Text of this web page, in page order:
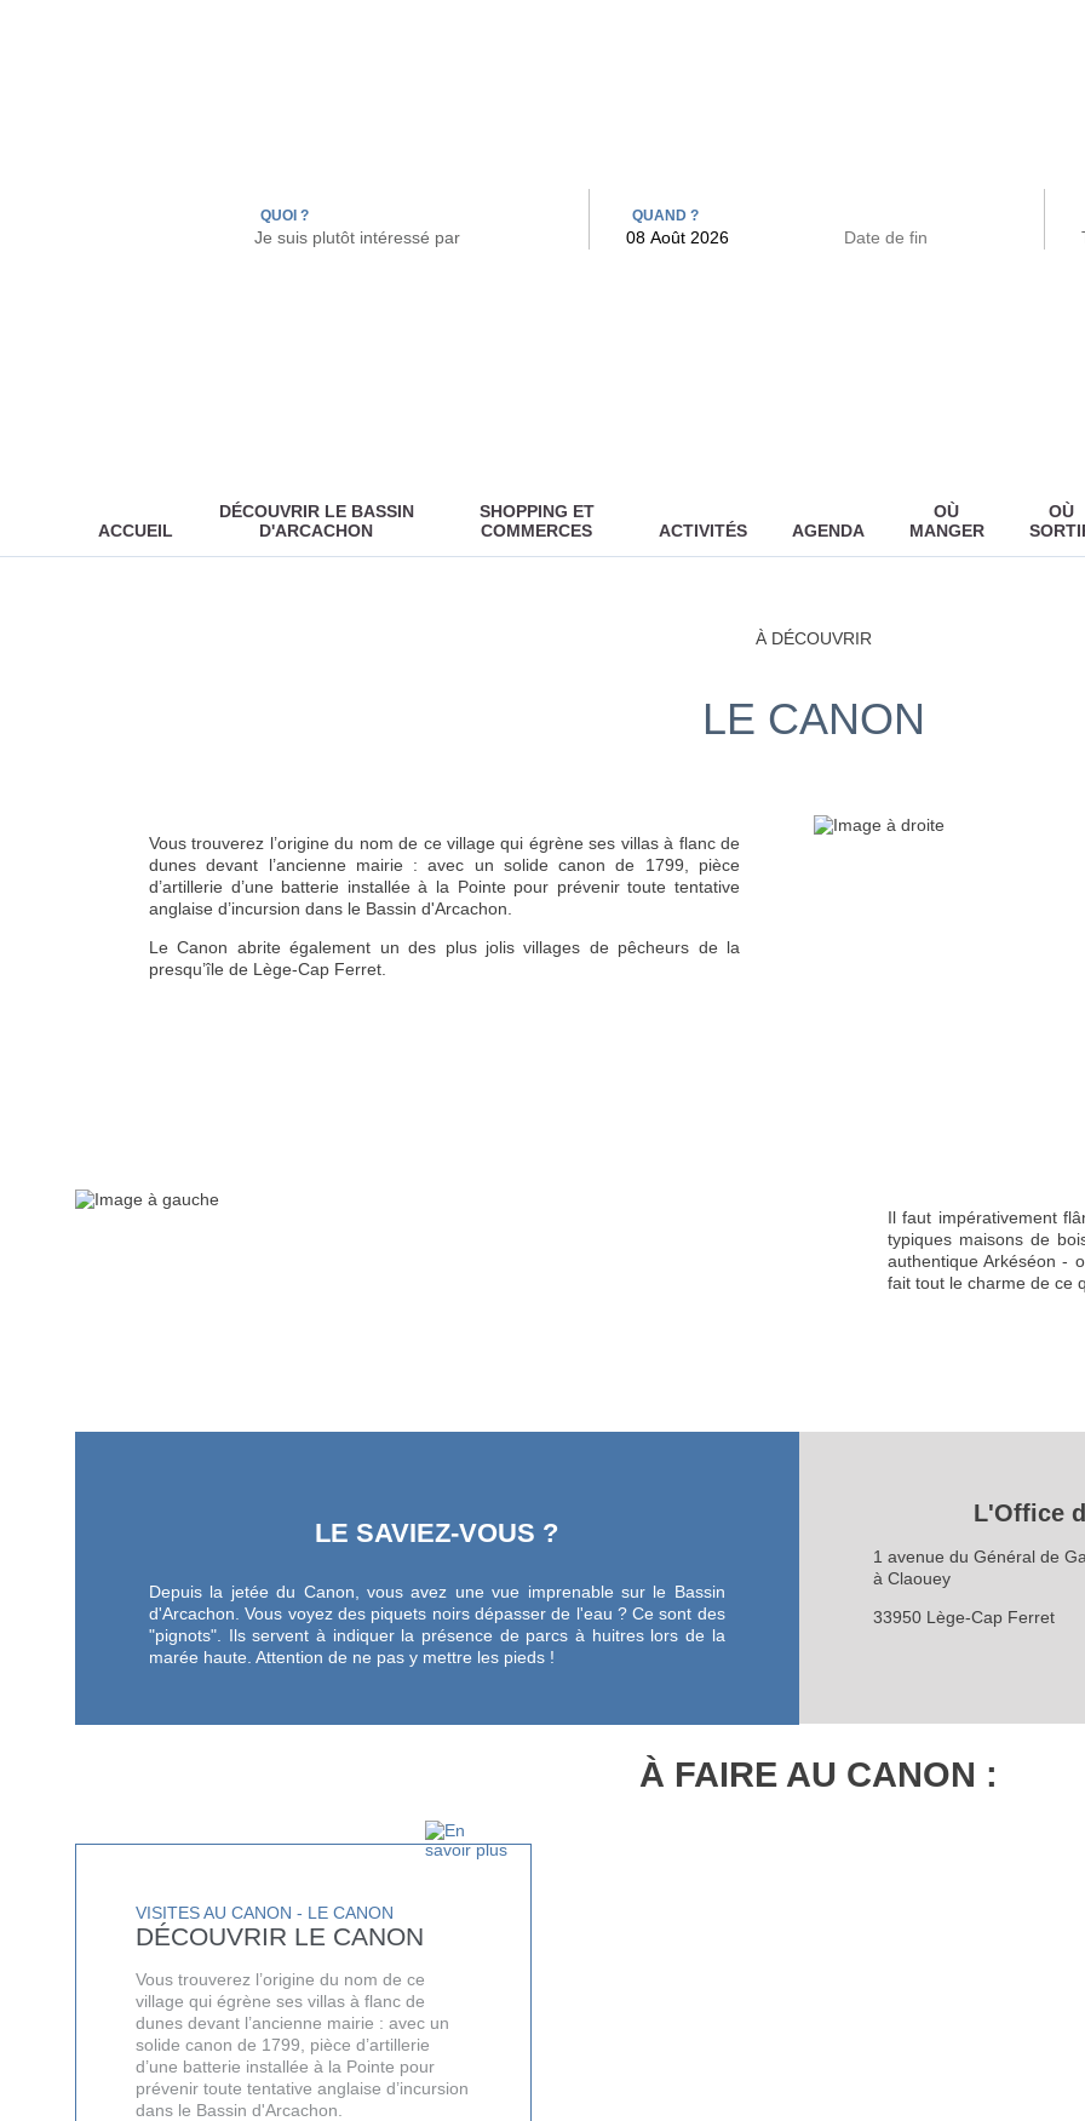
QUOI ? QUAND ?
ACCUEIL
DÉCOUVRIR LE BASSIN
D'ARCACHON
SHOPPING ET
COMMERCES
ACTIVITÉS AGENDA
OÙ
MANGER
OÙ
À DÉCOUVRIR
LE CANON
Vous trouverez l’origine du nom de ce village qui égrène ses villas à flanc de
dunes devant l’ancienne mairie : avec un solide canon de 1799, pièce
d’artillerie d’une batterie installée à la Pointe pour prévenir toute tentative
anglaise d’incursion dans le Bassin d'Arcachon.
Le Canon abrite également un des plus jolis villages de pêcheurs de la
presqu’île de Lège-Cap Ferret.
Il faut impérativement
typiques maisons de
authentique Arkéséon -
fait tout le charme de ce
LE SAVIEZ-VOUS ?
Depuis la jetée du Canon, vous avez une vue imprenable sur le Bassin
d'Arcachon. Vous voyez des piquets noirs dépasser de l'eau ? Ce sont des
"pignots". Ils servent à indiquer la présence de parcs à huitres lors de la
marée haute. Attention de ne pas y mettre les pieds !
L'Office
1 avenue du Général de
à Claouey
33950 Lège-Cap Ferret
À FAIRE AU CANON :
VISITES AU CANON - LE CANON
DÉCOUVRIR LE CANON
Vous trouverez l’origine du nom de ce
village qui égrène ses villas à flanc de
dunes devant l’ancienne mairie : avec un
solide canon de 1799, pièce d’artillerie
d’une batterie installée à la Pointe pour
prévenir toute tentative anglaise d’incursion
dans le Bassin d'Arcachon.